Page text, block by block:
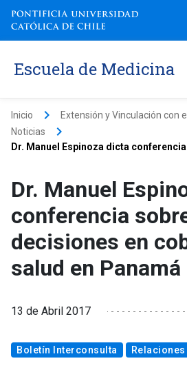
Escuela de Medicina
Inicio keyboard_arrow_right Extensión y Vinculación con
Noticias keyboard_arrow_right
Dr. Manuel Espinoza dicta
Dr. Manuel
conferencia
decisiones en
salud en Panamá
13 de Abril 2017
Boletín Interconsulta